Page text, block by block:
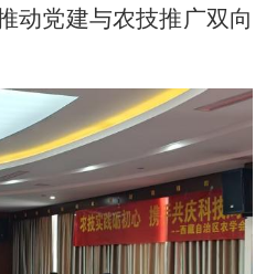
动党建与农技推广双向